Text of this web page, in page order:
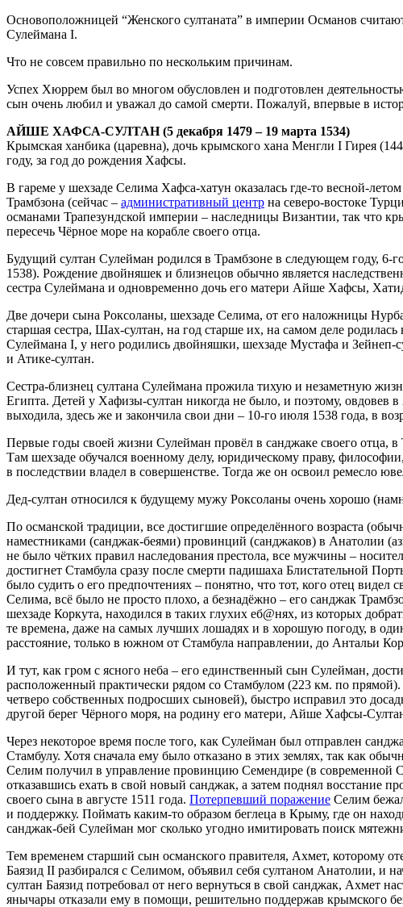
Основоположницей “Женского султаната” в империи Османов
Сулеймана I.
Что не совсем правильно по нескольким причинам.
Успех Хюррем был во многом обусловлен и подготовлен
сын очень любил и уважал до самой смерти. Пожалуй, впервые в
АЙШЕ ХАФСА-СУЛТАН (5 декабря 1479 – 19 марта 1534)
Крымская ханбика (царевна), дочь крымского хана Менгли I Гирея
году, за год до рождения Хафсы.
В гареме у шехзаде Селима Хафса-хатун оказалась где-то весной-
Трамбзона (сейчас – административный центр на северо-востоке
османами Трапезундской империи – наследницы Византии, так что
пересечь Чёрное море на корабле своего отца.
Будущий султан Сулейман родился в Трамбзоне в следующем году, 6-
1538). Рождение двойняшек и близнецов обычно является
сестра Сулеймана и одновременно дочь его матери Айше Хафсы,
Две дочери сына Роксоланы, шехзаде Селима, от его наложницы
старшая сестра, Шах-султан, на год старше их, на самом деле
Сулеймана I, у него родились двойняшки, шехзаде Мустафа и Зейнеп-
и Атике-султан.
Сестра-близнец султана Сулеймана прожила тихую и незаметную
Египта. Детей у Хафизы-султан никогда не было, и поэтому, овдовев
выходила, здесь же и закончила свои дни – 10-го июля 1538 года, в
Первые годы своей жизни Сулейман провёл в санджаке своего отца, в
Там шехзаде обучался военному делу, юридическому праву,
в последствии владел в совершенстве. Тогда же он освоил ремесло
Дед-султан относился к будущему мужу Роксоланы очень хорошо
По османской традиции, все достигшие определённого возраста
наместниками (санджак-беями) провинций (санджаков) в Анатолии
не было чётких правил наследования престола, все мужчины –
достигнет Стамбула сразу после смерти падишаха Блистательной
было судить о его предпочтениях – понятно, что тот, кого отец
Селима, всё было не просто плохо, а безнадёжно – его санджак
шехзаде Коркута, находился в таких глухих еб@нях, из которых
те времена, даже на самых лучших лошадях и в хорошую погоду, в
расстояние, только в южном от Стамбула направлении, до Антальи
И тут, как гром с ясного неба – его единственный сын Сулейман,
расположенный практически рядом со Стамбулом (223 км. по
четверо собственных подросших сыновей), быстро исправил это
другой берег Чёрного моря, на родину его матери, Айше Хафсы-
Через некоторое время после того, как Сулейман был отправлен
Стамбулу. Хотя сначала ему было отказано в этих землях, так как
Селим получил в управление провинцию Семендире (в современной
отказавшись ехать в свой новый санджак, а затем поднял восстание
своего сына в августе 1511 года. Потерпевший поражение Селим
и поддержку. Поймать каким-то образом беглеца в Крыму, где он
санджак-бей Сулейман мог сколько угодно имитировать поиск
Тем временем старший сын османского правителя, Ахмет, которому
Баязид II разбирался с Селимом, объявил себя султаном Анатолии, и
султан Баязид потребовал от него вернуться в свой санджак, Ахмет
янычары отказали ему в помощи, решительно поддержав крымского